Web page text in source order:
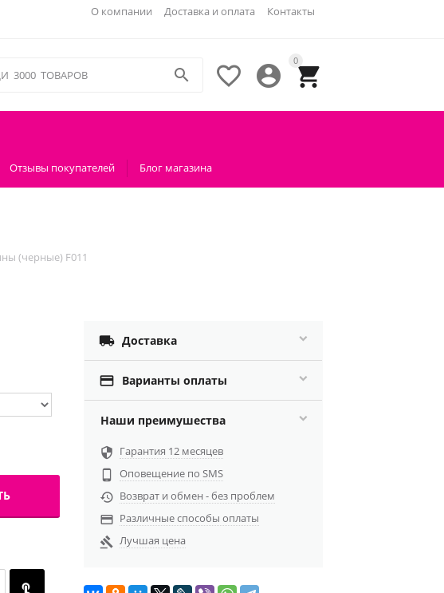
О компании Доставка и оплата Контакты
0




Отзывы покупателей Блог магазина
(черные) F011
 Доставка
 Варианты оплаты
Наши преимушества
 Гарантия 12 месяцев

Оповещение по SMS
 Возврат и обмен - без проблем
 Различные способы оплаты
 Лучшая цена